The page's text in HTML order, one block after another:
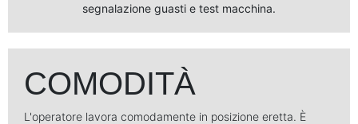
segnalazione guasti e test macchina.
COMODITÀ
L'operatore lavora comodamente in posizione eretta. È